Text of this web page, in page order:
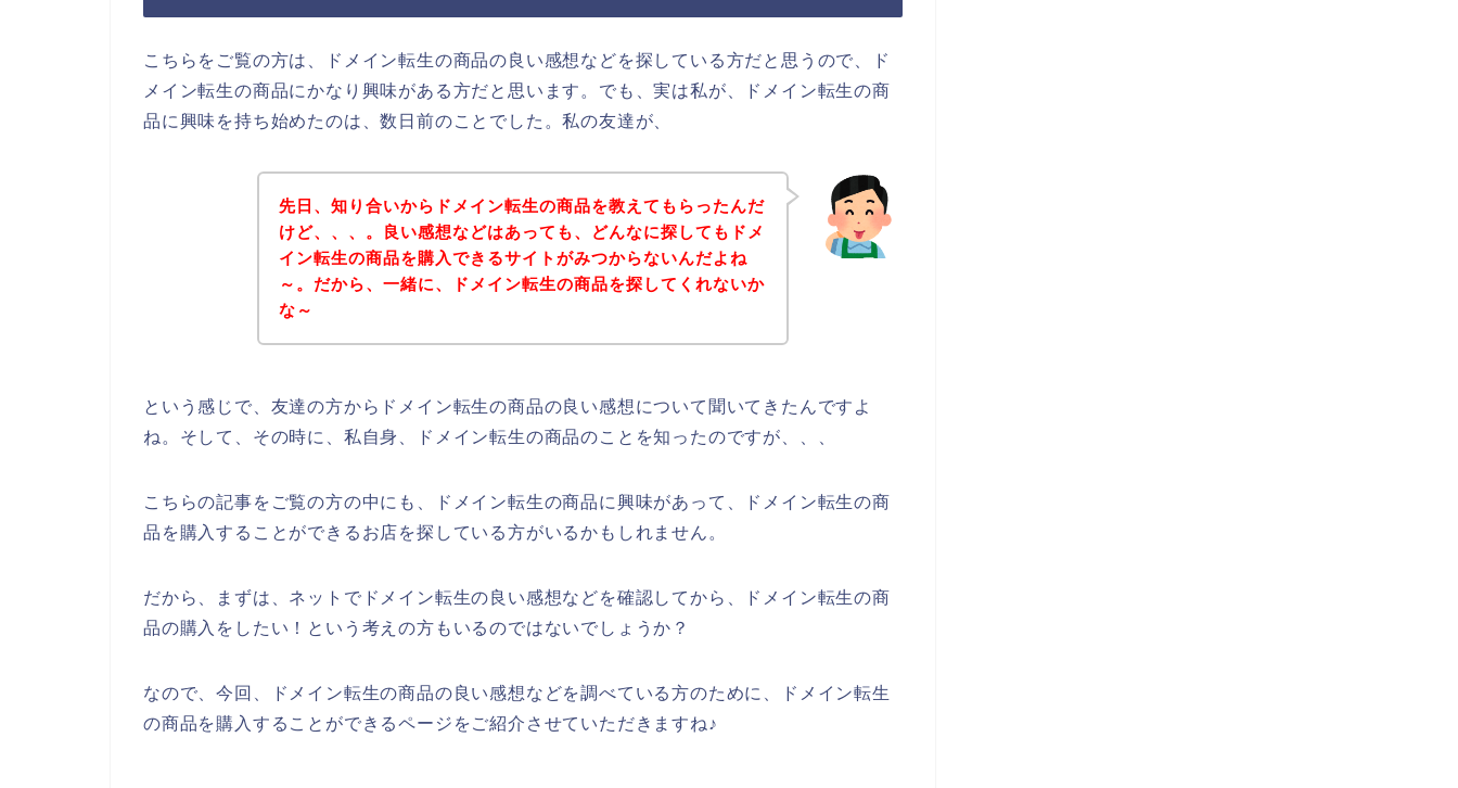
こちらをご覧の方は、ドメイン転生の商品の良い感想などを探している方だと思うので、ド
メイン転生の商品にかなり興味がある方だと思います。でも、実は私が、ドメイン転生の商
品に興味を持ち始めたのは、数日前のことでした。私の友達が、
先日、知り合いからドメイン転生の商品を教えてもらったんだ
けど、、、。良い感想などはあっても、どんなに探してもドメ
イン転生の商品を購入できるサイトがみつからないんだよね
～。だから、一緒に、ドメイン転生の商品を探してくれないか
な～
という感じで、友達の方からドメイン転生の商品の良い感想について聞いてきたんですよ
ね。そして、その時に、私自身、ドメイン転生の商品のことを知ったのですが、、、
こちらの記事をご覧の方の中にも、ドメイン転生の商品に興味があって、ドメイン転生の商
品を購入することができるお店を探している方がいるかもしれません。
だから、まずは、ネットでドメイン転生の良い感想などを確認してから、ドメイン転生の商
品の購入をしたい！という考えの方もいるのではないでしょうか？
なので、今回、ドメイン転生の商品の良い感想などを調べている方のために、ドメイン転生
の商品を購入することができるページをご紹介させていただきますね♪